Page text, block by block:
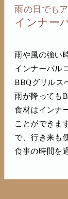
雨の日でも
インナー
雨や風の強い
インナーバル
BBQグリルス
雨が降っても
食材はインナ
ことができま
で、行き来も
食事の時間を